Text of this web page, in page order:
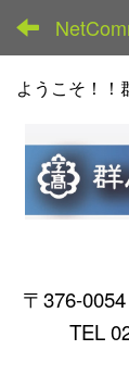
ようこそ！！
〒376-
TEL